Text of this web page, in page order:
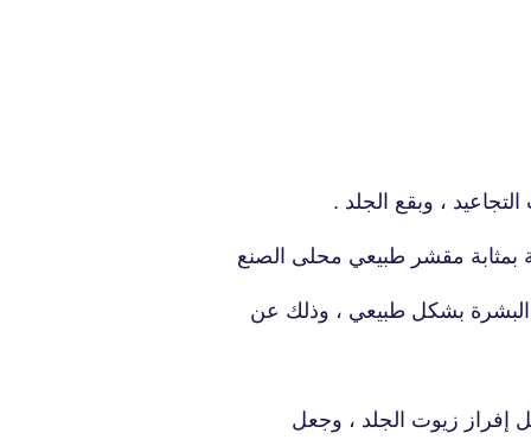
، وبقع الجلد .
بمثابة مقشر طبيعي محلى الصنع
البشرة بشكل طبيعي ، وذلك عن
إفراز زيوت الجلد ، وجعل